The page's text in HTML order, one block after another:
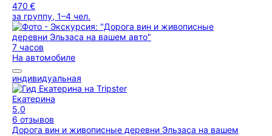
470 €
за группу, 1–4 чел.
7 часов
На автомобиле
индивидуальная
Екатерина
5,0
6 отзывов
Дорога вин и живописные деревни Эльзаса на вашем